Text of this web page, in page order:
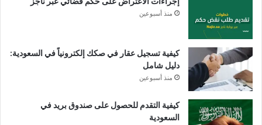
منذ أسبوعين
كيفية تسجيل عقار في صكك إلكترونياً في السعودية:
دليل شامل
منذ أسبوعين
كيفية التقدم للحصول على صندوق بريد في
السعودية